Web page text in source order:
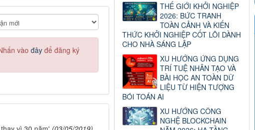
vào đây để đăng ký
THẾ GIỚI KHỞI NGHIỆP
2026: BỨC TRANH
TOÀN CẢNH VÀ KIẾN
THỨC KHỞI NGHIỆP CỐT LÕI DÀNH
CHO NHÀ SÁNG LẬP
XU HƯỚNG ỨNG DỤNG
TRÍ TUỆ NHÂN TẠO VÀ
BÀI HỌC AN TOÀN DỮ
LIỆU TỪ HIỆN TƯỢNG
BÓI TOÁN AI
XU HƯỚNG CÔNG
NGHỆ BLOCKCHAIN